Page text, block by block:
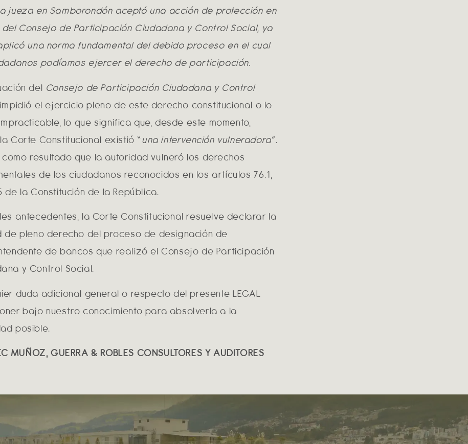
jueza en Samborondón aceptó una acción de protección en
Consejo de Participación Ciudadana y Control Social, ya
una norma fundamental del debido proceso en el cual
podíamos ejercer el derecho de participación.
del Consejo de Participación Ciudadana y Control
el ejercicio pleno de este derecho constitucional o lo
lo que significa que, desde este momento,
Corte Constitucional existió “una intervención vulneradora”.
resultado que la autoridad vulneró los derechos
de los ciudadanos reconocidos en los artículos 76.1,
de la Constitución de la República.
antecedentes, la Corte Constitucional resuelve declarar la
de pleno derecho del proceso de designación de
de bancos que realizó el Consejo de Participación
y Control Social.
duda adicional general o respecto del presente LEGAL
bajo nuestro conocimiento para absolverla a la
posible.
MUÑOZ, GUERRA & ROBLES CONSULTORES Y AUDITORES